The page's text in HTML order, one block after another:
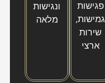
פגישות
גמישות,
שירות
ארצי
ונגישות
מלאה